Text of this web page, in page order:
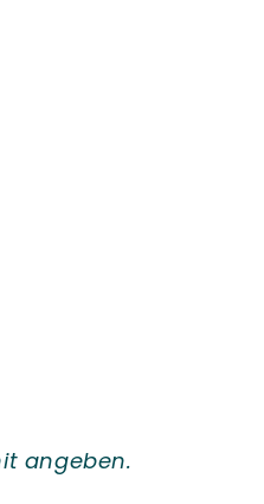
angeben.